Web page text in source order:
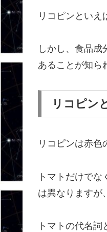
リコピンといえ
しかし、食品
あることが知ら
リコピン
リコピンは赤色
トマトだけで
は異なりますが
トマトの代名